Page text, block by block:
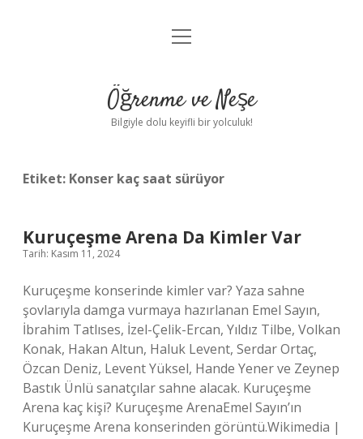
Anasayfa
Yasal Uyarı
menüyü
Öğrenme ve Neşe
Bilgiyle dolu keyifli bir yolculuk!
Etiket: Konser kaç saat sürüyor
Kuruçeşme Arena Da Kimler Var
Tarih: Kasım 11, 2024
Kuruçeşme konserinde kimler var? Yaza sahne
şovlarıyla damga vurmaya hazırlanan Emel Sayın,
İbrahim Tatlıses, İzel-Çelik-Ercan, Yıldız Tilbe, Volkan
Konak, Hakan Altun, Haluk Levent, Serdar Ortaç,
Özcan Deniz, Levent Yüksel, Hande Yener ve Zeynep
Bastık Ünlü sanatçılar sahne alacak. Kuruçeşme
Arena kaç kişi? Kuruçeşme ArenaEmel Sayın’ın
Kuruçeşme Arena konserinden görüntü.Wikimedia |